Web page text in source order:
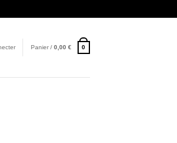
Panier / 0,00 € 0